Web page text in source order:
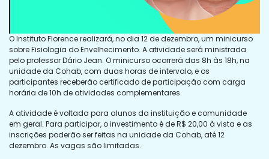
O Instituto Florence realizará, no dia 12 de dezembro, um minicurso
sobre Fisiologia do Envelhecimento. A atividade será ministrada
pelo professor Dário Jean. O minicurso ocorrerá das 8h às 18h, na
unidade da Cohab, com duas horas de intervalo, e os
participantes receberão certificado de participação com carga
horária de 10h de atividades complementares.
A atividade é voltada para alunos da instituição e comunidade
em geral. Para participar, o investimento é de R$ 20,00 à vista e as
inscrições poderão ser feitas na unidade da Cohab, até 12
dezembro. As vagas são limitadas.